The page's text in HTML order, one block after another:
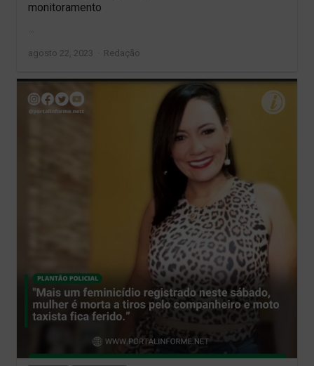
monitoramento
…
agosto 22, 2023 Author
Redação